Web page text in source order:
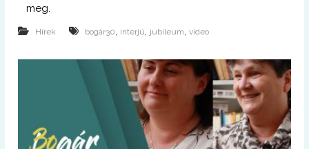
meg.
Hírek bogár30 interjú jubileum ,video